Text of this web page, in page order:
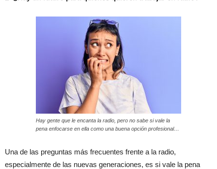
Hay gente que le encanta la radio, pero no sabe si vale la
pena enfocarse en ella como una buena opción profesional…
Una de las preguntas más frecuentes frente a la radio,
especialmente de las nuevas generaciones, es si vale la pena